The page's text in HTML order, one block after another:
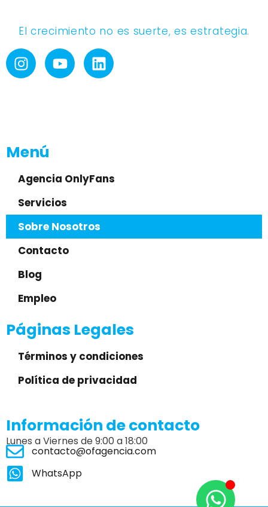
El crecimiento no es suerte, es estrategia.
Menú
Agencia OnlyFans
Servicios
Sobre Nosotros
Contacto
Blog
Empleo
Páginas Legales
Términos y condiciones
Política de privacidad
Información de contacto
Lunes a Viernes de 9:00 a 18:00
contacto@ofagencia.com
WhatsApp